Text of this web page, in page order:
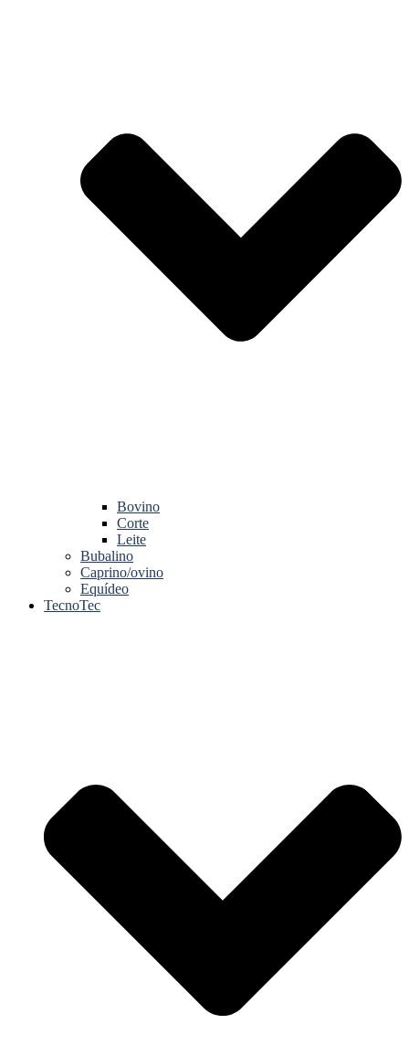
Bovino
Corte
Leite
Bubalino
Caprino/ovino
Equídeo
TecnoTec